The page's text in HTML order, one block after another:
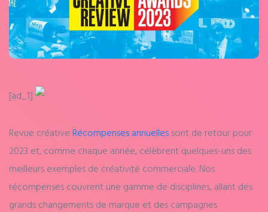
[ad_1]
Revue créative Récompenses annuelles sont de retour pour
2023 et, comme chaque année, célèbrent quelques-uns des
meilleurs exemples de créativité commerciale. Nos
récompenses couvrent une gamme de disciplines, allant des
grands changements de marque et des campagnes